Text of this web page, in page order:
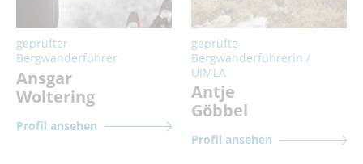
geprüfter
Bergwanderführer
Ansgar
Woltering
Profil ansehen
geprüfte
Bergwanderführerin /
UIMLA
Antje
Göbbel
Profil ansehen